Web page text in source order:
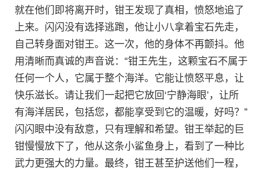
就在他们即将离开时，钳王发现了真相，愤怒地追了
上来。闪闪没有选择逃跑，他让小八拿着宝石先走，
自己转身面对钳王。这一次，他的身体不再颤抖。他
用清晰而真诚的声音说：“钳王先生，这颗宝石不属于
任何一个人，它属于整个海洋。它能让愤怒平息，让
快乐滋长。请让我们一起把它放回‘宁静海眼’，让所
有海洋居民，包括您，都能享受到它的温暖，好吗？”
闪闪眼中没有敌意，只有理解和希望。钳王举起的巨
钳慢慢放下了，他从这条小鲨鱼身上，看到了一种比
武力更强大的力量。最终，钳王甚至护送他们一程，